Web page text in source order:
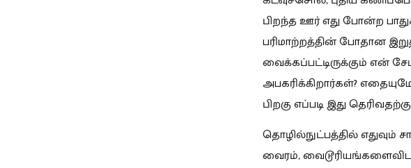
பிறந்த ஊர் எது போன்ற
பரிமாற்றத்தின் போதான
வைக்கப்பட்டிருக்கும் என்
அபகரிக்கிறார்கள்?
பிறகு எப்படி இது
தொழில்நுட்பத்தில் எதுவும்
வைரம்,